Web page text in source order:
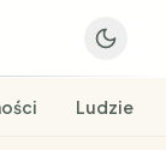
Ludzie